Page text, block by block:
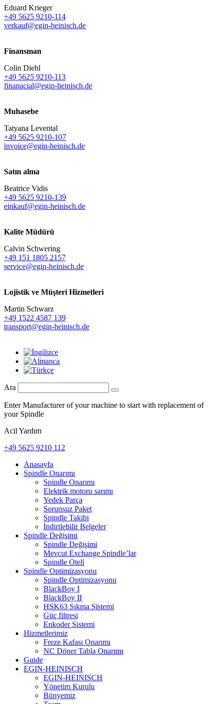
Eduard Krieger
+49 5625 9210-114
verkauf@egin-heinisch.de
Finansman
Colin Diehl
+49 5625 9210-113
finanacial@egin-heinisch.de
Muhasebe
Tatyana Levental
+49 5625 9210-107
invoice@egin-heinisch.de
Satın alma
Beatrice Vidis
+49 5625 9210-139
einkauf@egin-heinisch.de
Kalite Müdürü
Calvin Schwering
+49 151 1805 2157
service@egin-heinisch.de
Lojistik ve Müşteri Hizmetleri
Martin Schwarz
+49 1522 4587 139
transport@egin-heinisch.de
Ara
Enter Manufacturer of your machine to start with replacement of
your Spindle
Acil Yardım
+49 5625 9210 112
Anasayfa
Spindle Onarımı
Spindle Onarımı
Elektrik motoru sarımı
Yedek Parça
Sorunsuz Paket
Spindle Takibi
İndirilebilir Belgeler
Spindle Değişimi
Spindle Değişimi
Mevcut Exchange Spindle’lar
Spindle Oteli
Spindle Optimizasyonu
Spindle Optimizasyonu
BlackBoy I
BlackBoy II
HSK63 Sıkma Sistemi
Güç filtresi
Enkoder Sistemi
Hizmetlerimiz
Freze Kafası Onarımı
NC Döner Tabla Onarımı
Guide
EGIN-HEINISCH
EGIN-HEINISCH
Yönetim Kurulu
Bünyemiz